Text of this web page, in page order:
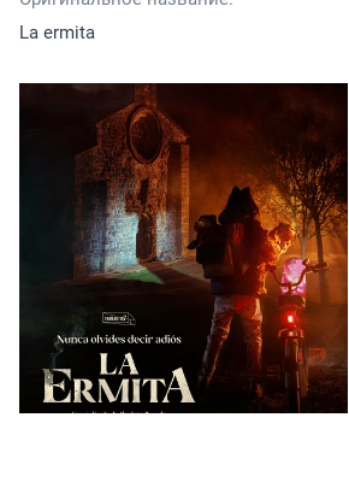
La ermita